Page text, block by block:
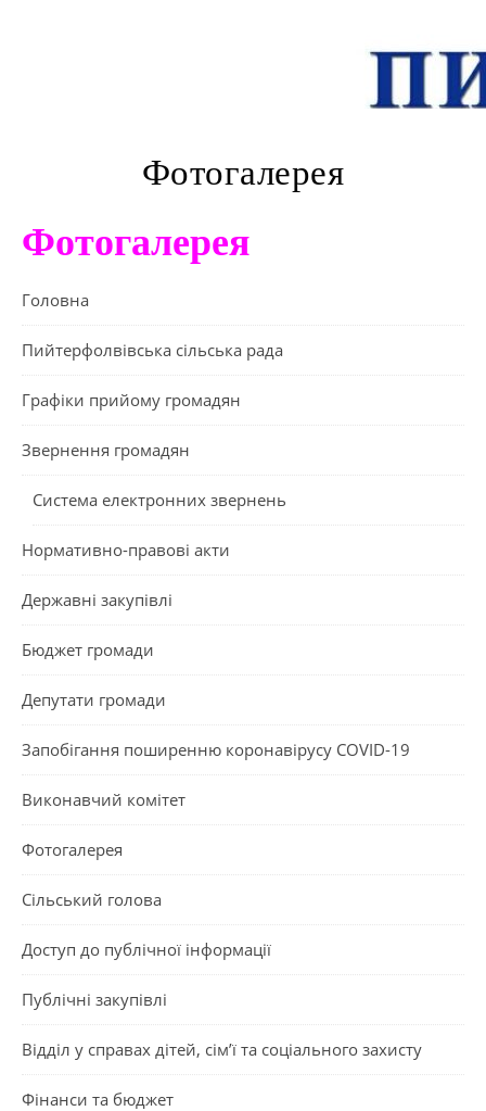
Фотогалерея
Фотогалерея
Головна
Пийтерфолвівська сільська рада
Графіки прийому громадян
Звернення громадян
Система електронних звернень
Нормативно-правові акти
Державні закупівлі
Бюджет громади
Депутати громади
Запобігання поширенню коронавірусу COVID-19
Виконавчий комітет
Фотогалерея
Сільський голова
Доступ до публічної інформації
Публічні закупівлі
Відділ у справах дітей, сім’ї та соціального захисту
Фінанси та бюджет